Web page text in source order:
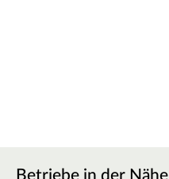
Betriebe in der Nähe